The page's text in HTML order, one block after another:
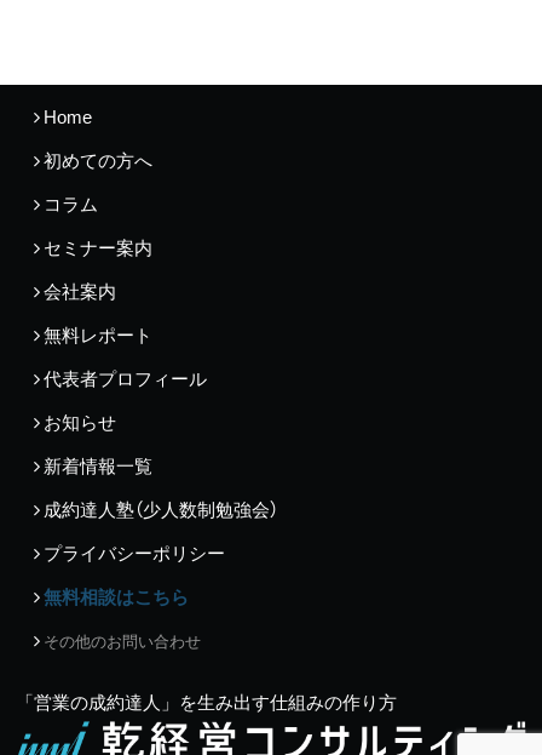
Home
初めての方へ
コラム
セミナー案内
会社案内
無料レポート
代表者プロフィール
お知らせ
新着情報一覧
成約達人塾（少人数制勉強会）
プライバシーポリシー
無料相談はこちら
その他のお問い合わせ
「営業の成約達人」を生み出す仕組みの作り方